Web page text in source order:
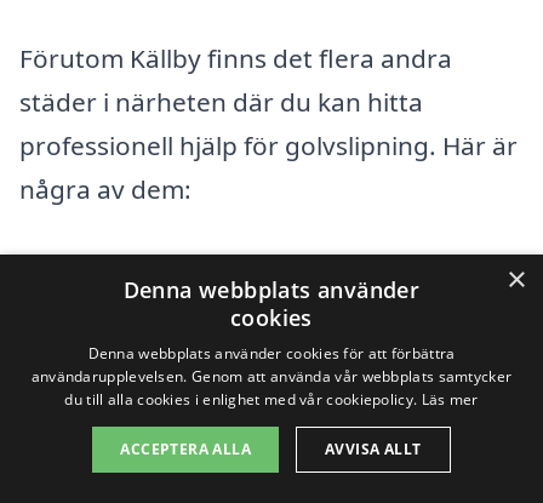
Förutom Källby finns det flera andra
städer i närheten där du kan hitta
professionell hjälp för golvslipning. Här är
några av dem:
Lund
Löwen
×
Denna webbplats använder
cookies
Denna webbplats använder cookies för att förbättra
användarupplevelsen. Genom att använda vår webbplats samtycker
du till alla cookies i enlighet med vår cookiepolicy. Läs mer
ACCEPTERA ALLA AVVISA ALLT